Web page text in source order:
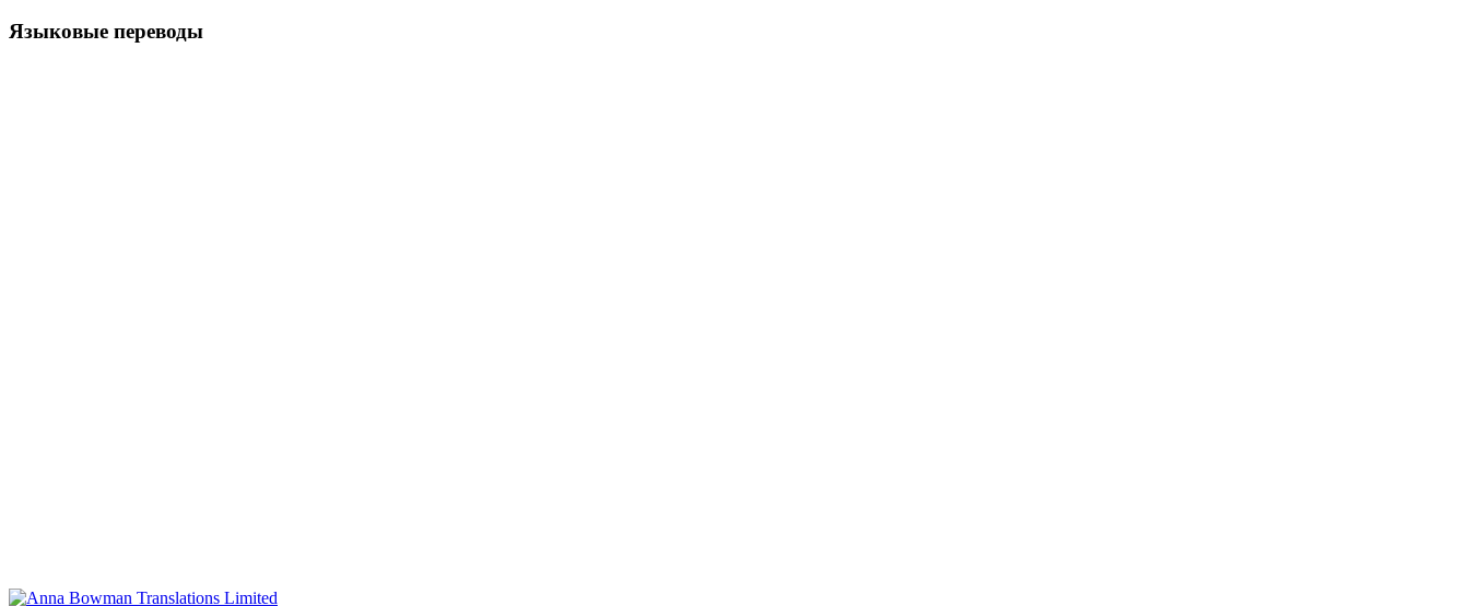
Языковые переводы